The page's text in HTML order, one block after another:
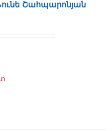
Շահպարոնյան